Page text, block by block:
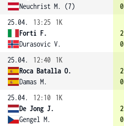
Neuchrist M. (7)
0
25.04.
13:25
1K
Forti F.
Durasovic V.
2
0
25.04.
12:40
1K
Roca Batalla O.
Damas M.
2
0
25.04.
12:10
1K
De Jong J.
Gengel M.
2
0